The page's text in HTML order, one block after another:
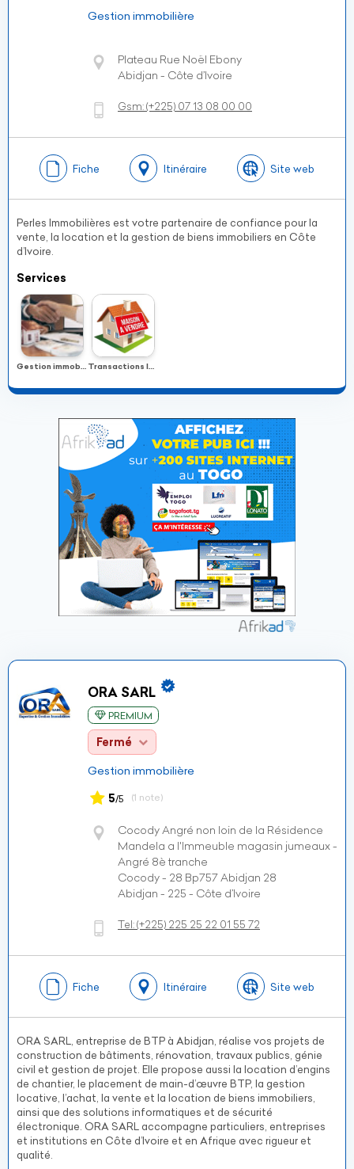
Gestion immobilière
Plateau Rue Noël Ebony
Abidjan - Côte d’Ivoire
Gsm:(+225) 07 13 08 00 00
Fiche Itinéraire Site web
Perles Immobilières est votre partenaire de confiance pour la
vente, la location et la gestion de biens immobiliers en Côte
d’Ivoire.
Services
Gestion immobilière Transactions Immobilières
ORA SARL
PREMIUM
Fermé
Gestion immobilière
5/5 (1 note)
Cocody Angré non loin de la Résidence
Mandela a l'Immeuble magasin jumeaux -
Angré 8è tranche
Cocody - 28 Bp757 Abidjan 28
Abidjan - 225 - Côte d’Ivoire
Tel:(+225) 225 25 22 01 55 72
Fiche Itinéraire Site web
ORA SARL, entreprise de BTP à Abidjan, réalise vos projets de
construction de bâtiments, rénovation, travaux publics, génie
civil et gestion de projet. Elle propose aussi la location d’engins
de chantier, le placement de main-d’œuvre BTP, la gestion
locative, l’achat, la vente et la location de biens immobiliers,
ainsi que des solutions informatiques et de sécurité
électronique. ORA SARL accompagne particuliers, entreprises
et institutions en Côte d’Ivoire et en Afrique avec rigueur et
qualité.